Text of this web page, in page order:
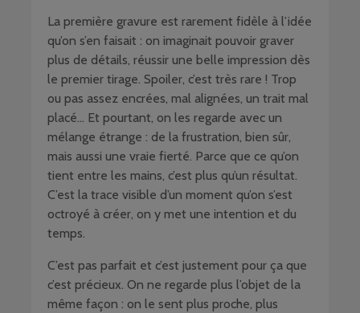
La première gravure est rarement fidèle à l’idée
qu’on s’en faisait : on imaginait pouvoir graver
plus de détails, réussir une belle impression dès
le premier tirage. Spoiler, c’est très rare ! Trop
ou pas assez encrées, mal alignées, un trait mal
placé… Et pourtant, on les regarde avec un
mélange étrange : de la frustration, bien sûr,
mais aussi une vraie fierté. Parce que ce qu’on
tient entre les mains, c’est plus qu’un résultat.
C’est la trace visible d’un moment qu’on s’est
octroyé à créer, on y met une intention et du
temps.
C’est pas parfait et c’est justement pour ça que
c’est précieux. On ne regarde plus l’objet de la
même façon : on le sent plus proche, plus